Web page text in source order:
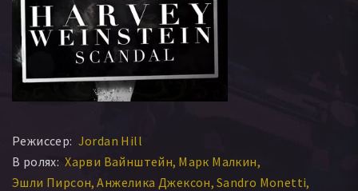
Режиссер: Jordan Hill
В ролях: Харви Вайнштейн Марк Малкин
Эшли Пирсон Анжелика Джексон Sandro Monetti